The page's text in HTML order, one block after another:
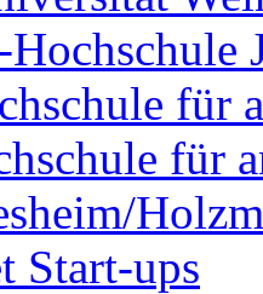
für
für
Start-ups